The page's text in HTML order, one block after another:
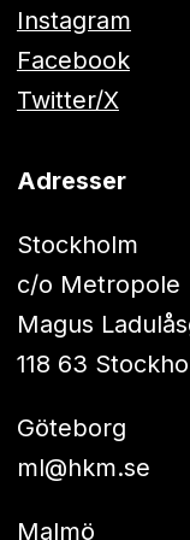
Instagram
Facebook
Twitter/X
Adresser
Stockholm
c/o Metropole
Magus
118 63
Göteborg
ml@hkm.se
Malmö